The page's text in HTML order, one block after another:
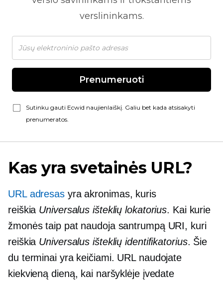
verslininkams.
Prenumeruoti
Sutinku gauti Ecwid naujienlaiškį. Galiu bet kada atsisakyti
prenumeratos.
Kas yra svetainės URL?
URL adresasyra akronimas, kuris
reiškia Universalus išteklių lokatorius. Kai kurie
žmonės taip pat naudoja santrumpą URI, kuri
reiškia Universalus išteklių identifikatorius. Šie
du terminai yra keičiami. URL naudojate
kiekvieną dieną, kai naršyklėje įvedate